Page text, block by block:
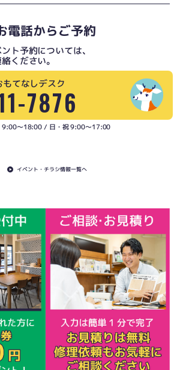
電話からご予約
ト予約については、
ください。
てなしデスク
7876
9:00〜18:00 / 日・祝 9:00〜17:00
イベント・チラシ情報一覧へ